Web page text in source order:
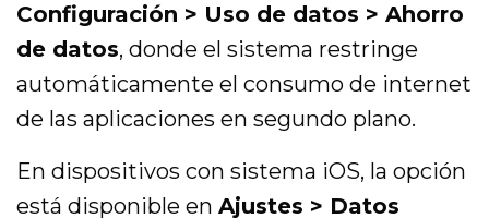
Configuración > Uso de datos > Ahorro
de datos, donde el sistema restringe
automáticamente el consumo de internet
de las aplicaciones en segundo plano.
En dispositivos con sistema iOS, la opción
está disponible enAjustes > Datos